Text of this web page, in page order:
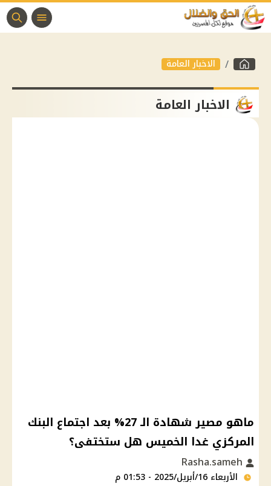
الاخبار العامة
الاخبار العامة
ماهو مصير شهادة الـ 27% بعد اجتماع البنك
المركزي غدا الخميس هل ستختفى؟
الأربعاء 16/أبريل/2025 - 01:53 م